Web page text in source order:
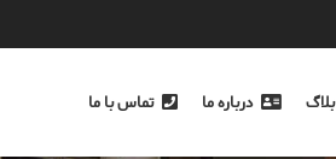
بلاگ درباره ما تماس با ما